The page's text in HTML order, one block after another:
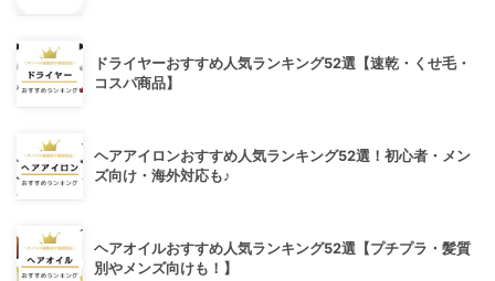
ドライヤーおすすめ人気ランキング52選【速乾・くせ毛・
コスパ商品】
ヘアアイロンおすすめ人気ランキング52選！初心者・メン
ズ向け・海外対応も♪
ヘアオイルおすすめ人気ランキング52選【プチプラ・髪質
別やメンズ向けも！】